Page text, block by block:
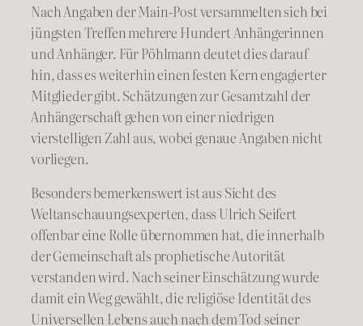
Nach Angaben der Main-Post versammelten sich bei
jüngsten Treffen mehrere Hundert Anhängerinnen
und Anhänger. Für Pöhlmann deutet dies darauf
hin, dass es weiterhin einen festen Kern engagierter
Mitglieder gibt. Schätzungen zur Gesamtzahl der
Anhängerschaft gehen von einer niedrigen
vierstelligen Zahl aus, wobei genaue Angaben nicht
vorliegen.
Besonders bemerkenswert ist aus Sicht des
Weltanschauungsexperten, dass Ulrich Seifert
offenbar eine Rolle übernommen hat, die innerhalb
der Gemeinschaft als prophetische Autorität
verstanden wird. Nach seiner Einschätzung wurde
damit ein Weg gewählt, die religiöse Identität des
Universellen Lebens auch nach dem Tod seiner